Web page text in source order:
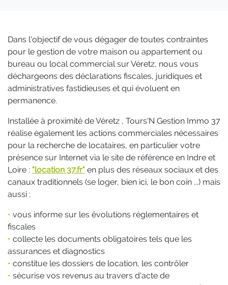
Dans l'objectif de vous dégager de toutes contraintes
pour le gestion de votre maison ou appartement ou
bureau ou local commercial sur Véretz, nous vous
déchargeons des déclarations fiscales, juridiques et
administratives fastidieuses et qui évoluent en
permanence.
Installée à proximité de Véretz , Tours'N Gestion Immo 37
réalise également les actions commerciales nécessaires
pour la recherche de locataires, en particulier votre
présence sur Internet via le site de référence en Indre et
Loire : "location 37.fr" en plus des réseaux sociaux et des
canaux traditionnels (se loger, bien ici, le bon coin ...) mais
aussi :
• vous informe sur les évolutions réglementaires et
fiscales
• collecte les documents obligatoires tels que les
assurances et diagnostics
• constitue les dossiers de location, les contrôler
• sécurise vos revenus au travers d'acte de